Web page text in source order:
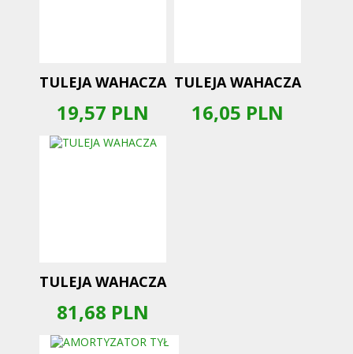
TULEJA WAHACZA
19,57 PLN
TULEJA WAHACZA
16,05 PLN
TULEJA WAHACZA
81,68 PLN